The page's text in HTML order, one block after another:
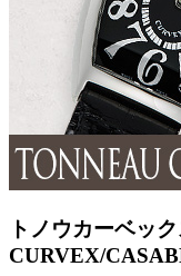
トノウカーベッ
CURVEX/